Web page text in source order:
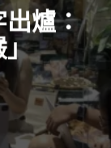
出爐：
」